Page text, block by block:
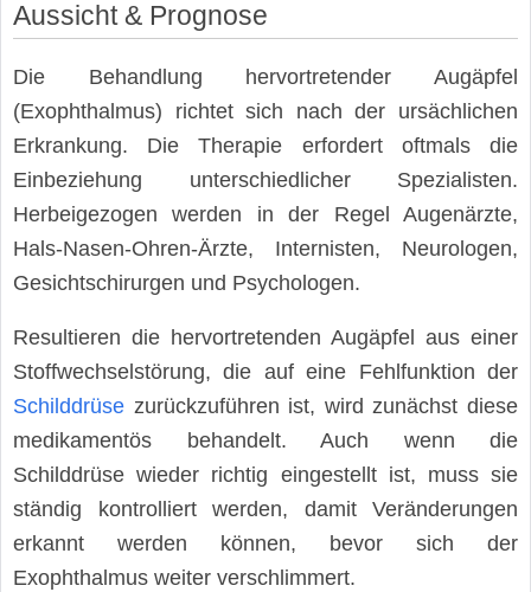
Aussicht & Prognose
Die Behandlung hervortretender Augäpfel
(Exophthalmus) richtet sich nach der ursächlichen
Erkrankung. Die Therapie erfordert oftmals die
Einbeziehung unterschiedlicher Spezialisten.
Herbeigezogen werden in der Regel Augenärzte,
Hals-Nasen-Ohren-Ärzte, Internisten, Neurologen,
Gesichtschirurgen und Psychologen.
Resultieren die hervortretenden Augäpfel aus einer
Stoffwechselstörung, die auf eine Fehlfunktion der
Schilddrüse zurückzuführen ist, wird zunächst diese
medikamentös behandelt. Auch wenn die
Schilddrüse wieder richtig eingestellt ist, muss sie
ständig kontrolliert werden, damit Veränderungen
erkannt werden können, bevor sich der
Exophthalmus weiter verschlimmert.